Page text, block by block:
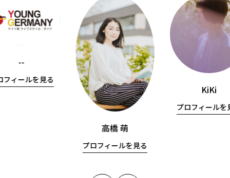
--
フィールを見る
高橋 萌
プロフィールを見る
KiKi
プロフィールを